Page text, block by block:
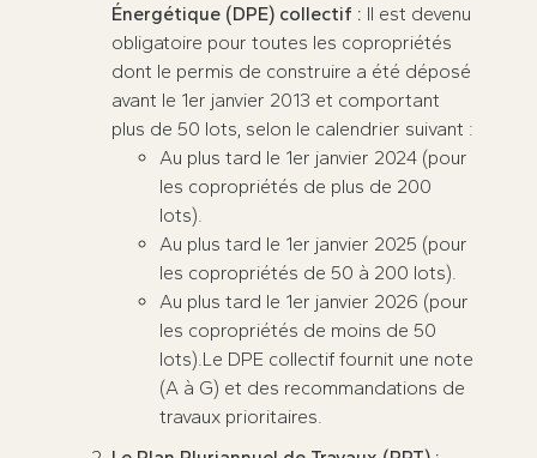
Énergétique (DPE) collectif : Il est devenu
obligatoire pour toutes les copropriétés
dont le permis de construire a été déposé
avant le 1er janvier 2013 et comportant
plus de 50 lots, selon le calendrier suivant :
Au plus tard le 1er janvier 2024 (pour
les copropriétés de plus de 200
lots).
Au plus tard le 1er janvier 2025 (pour
les copropriétés de 50 à 200 lots).
Au plus tard le 1er janvier 2026 (pour
les copropriétés de moins de 50
lots).Le DPE collectif fournit une note
(A à G) et des recommandations de
travaux prioritaires.